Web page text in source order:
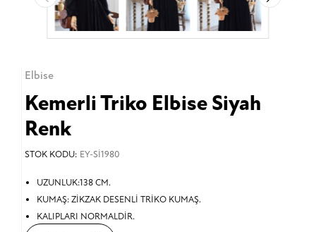
Elbise
Kemerli Triko Elbise Siyah
Renk
STOK KODU: EY-Sİ1980
UZUNLUK:138 CM.
KUMAŞ: ZİKZAK DESENLİ TRİKO KUMAŞ.
KALIPLARI NORMALDİR.